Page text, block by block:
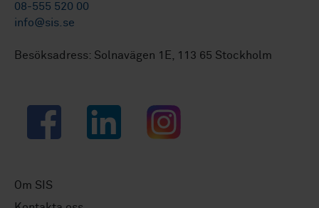
08-555 520 00
info@sis.se
Besöksadress: Solnavägen 1E, 113 65 Stockholm
Facebook LinkedIn Instagram
Om SIS